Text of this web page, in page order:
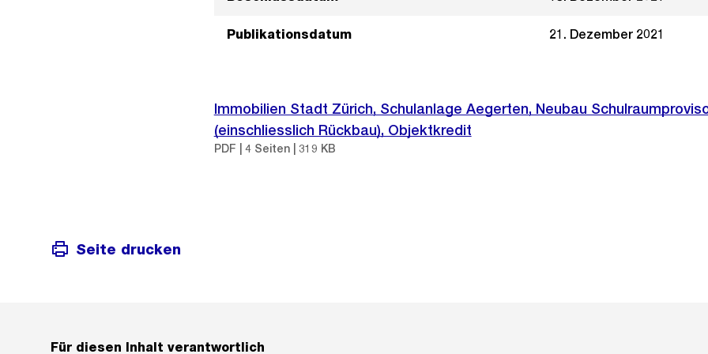
Publikationsdatum 21. Dezember 2021
Immobilien Stadt Zürich, Schulanlage Aegerten, Neubau
(einschliesslich Rückbau), Objektkredit
PDF | 4 Seiten | 319 KB
Seite drucken
Für diesen Inhalt verantwortlich